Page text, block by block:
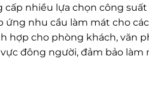
nhiều lựa chọn công suất
ứng nhu cầu làm mát cho
hợp cho phòng khách, văn
đông người, đảm bảo làm